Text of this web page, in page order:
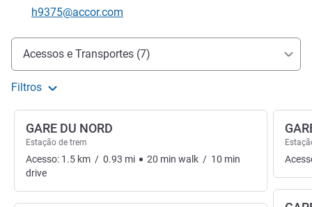
E-mail de contacto
h9375@accor.com
Acesso e transporte
Acessos e Transportes (7)
Filtros
GARE DU NORD
Estação de trem
Acesso: 1.5 km / 0.93 mi 20 min walk / 10 min
drive